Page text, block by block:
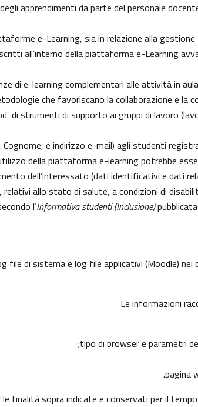
apprendimenti da parte del personale
e-Learning, sia in relazione alla gestione
all’interno della piattaforma e-Learning
di e-learning complementari alle attività in
che favoriscano la collaborazione e la
di strumenti di supporto ai gruppi di lavoro
e indirizzo e-mail) agli studenti
della piattaforma e-learning potrebbe
dell’interessato (dati identificativi e dati
allo stato di salute, a condizioni di
l’Informativa studenti (Inclusione)
di sistema e log file applicativi (Moodle)
Le informazioni
tipo di browser e parametri
pagina
finalità sopra indicate e conservati per il